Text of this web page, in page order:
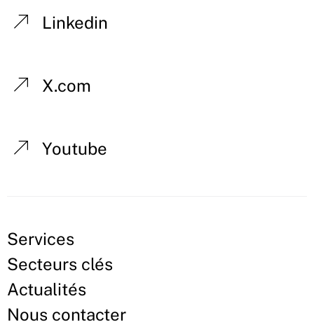
Linkedin
X.com
Youtube
Services
Secteurs clés
Actualités
Nous contacter